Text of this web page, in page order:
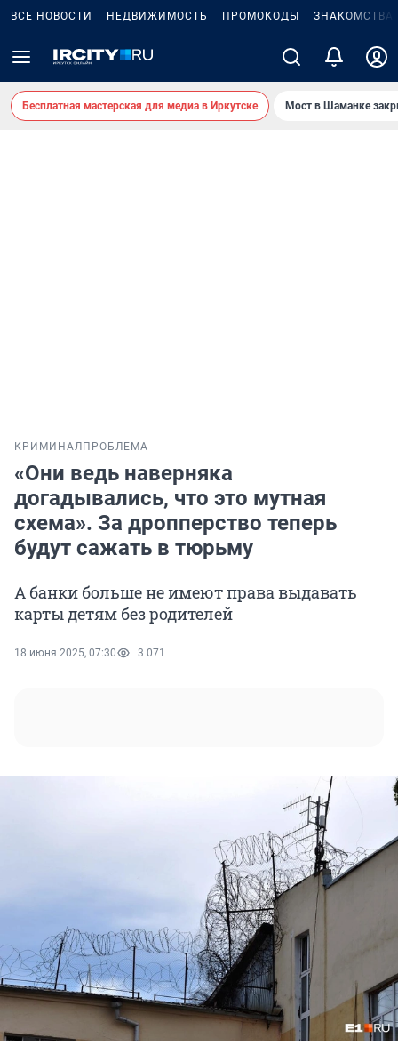
ВСЕ НОВОСТИ НЕДВИЖИМОСТЬ ПРОМОКОДЫ ЗНАКОМСТВА
Бесплатная мастерская для медиа в Иркутске Мост в Шаманке
КРИМИНАЛ ПРОБЛЕМА
«Они ведь наверняка
догадывались, что это мутная
схема». За дропперство теперь
будут сажать в тюрьму
А банки больше не имеют права выдавать
карты детям без родителей
18 июня 2025, 07:30 3 071